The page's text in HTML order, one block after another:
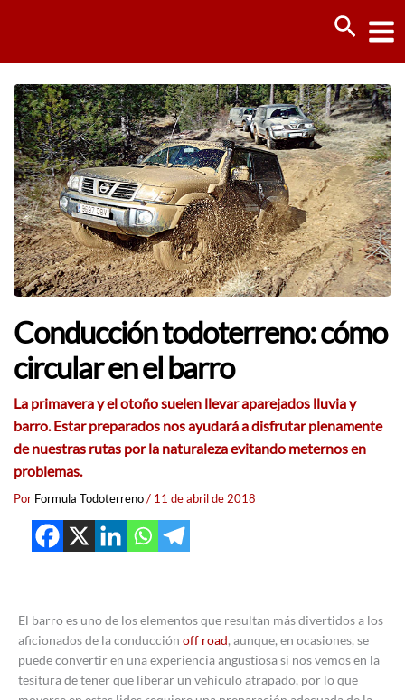
Conducción todoterreno: cómo
circular en el barro
La primavera y el otoño suelen llevar aparejados lluvia y
barro. Estar preparados nos ayudará a disfrutar plenamente
de nuestras rutas por la naturaleza evitando meternos en
problemas.
Por Formula Todoterreno/ 11 de abril de 2018
El barro es uno de los elementos que resultan más divertidos a los
aficionados de la conducción off road, aunque, en ocasiones, se
puede convertir en una experiencia angustiosa si nos vemos en la
tesitura de tener que liberar un vehículo atrapado, por lo que